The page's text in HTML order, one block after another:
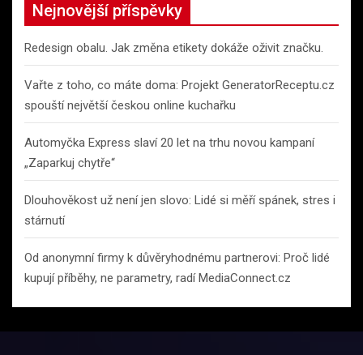
h
Nejnovější příspěvky
Redesign obalu. Jak změna etikety dokáže oživit značku.
Vařte z toho, co máte doma: Projekt GeneratorReceptu.cz
spouští největší českou online kuchařku
Automyčka Express slaví 20 let na trhu novou kampaní
„Zaparkuj chytře“
Dlouhověkost už není jen slovo: Lidé si měří spánek, stres i
stárnutí
Od anonymní firmy k důvěryhodnému partnerovi: Proč lidé
kupují příběhy, ne parametry, radí MediaConnect.cz